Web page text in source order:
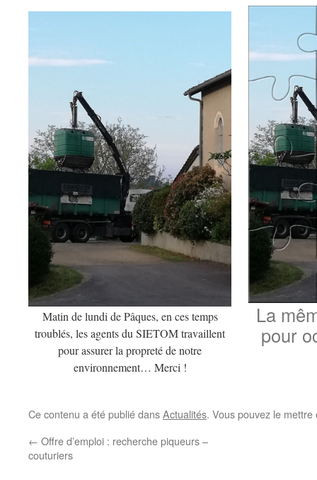
Matin de lundi de Pâques, en ces temps
troublés, les agents du SIETOM travaillent
pour assurer la propreté de notre
environnement… Merci !
La
pour
Ce contenu a été publié dansActualités. Vous pouvez le
← Offre d’emploi : recherche piqueurs –
couturiers